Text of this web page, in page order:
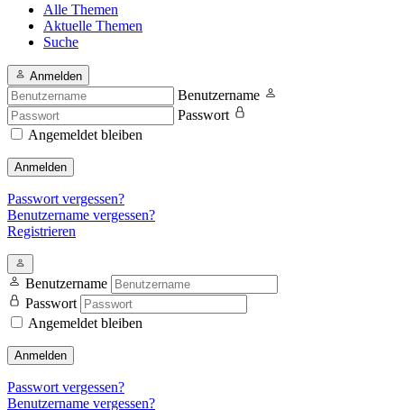
Alle Themen
Aktuelle Themen
Suche
Anmelden
Benutzername
Passwort
Angemeldet bleiben
Anmelden
Passwort vergessen?
Benutzername vergessen?
Registrieren
Benutzername
Passwort
Angemeldet bleiben
Anmelden
Passwort vergessen?
Benutzername vergessen?